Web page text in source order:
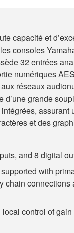
capacité et
consoles
32 entrées
numériques
réseaux
d’une grande
assurant
et des
and 8 digital
with
chain connections
control of